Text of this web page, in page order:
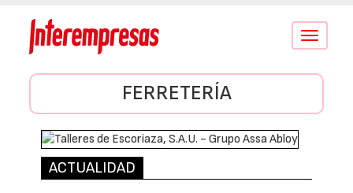
Conmutar
FERRETERÍA
ACTUALIDAD